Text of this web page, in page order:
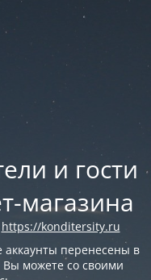
и гости
магазина
https://konditersity.ru
перенесены в
можете со своими